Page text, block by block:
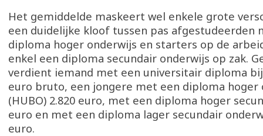
Het gemiddelde maskeert wel enkele grote
een duidelijke kloof tussen pas afgestudeerden
diploma hoger onderwijs en starters op de
enkel een diploma secundair onderwijs op zak.
verdient iemand met een universitair diploma
euro bruto, een jongere met een diploma hoger
(HUBO) 2.820 euro, met een diploma hoger
euro en met een diploma lager secundair
euro.